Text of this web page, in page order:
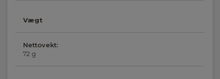
Vægt
Nettovekt:
72 g